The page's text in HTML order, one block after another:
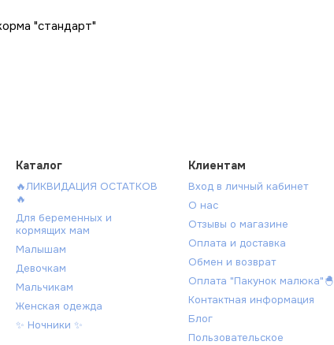
"стандарт"
Каталог
🔥ЛИКВИДАЦИЯ ОСТАТКОВ
🔥
Для беременных и
кормящих мам
Малышам
Девочкам
Мальчикам
Женская одежда
✨ Ночники ✨
Клиентам
Вход в личный кабинет
О нас
Отзывы о магазине
Оплата и доставка
Обмен и возврат
Оплата "Пакунок малюка"🐣
Контактная информация
Блог
Пользовательское